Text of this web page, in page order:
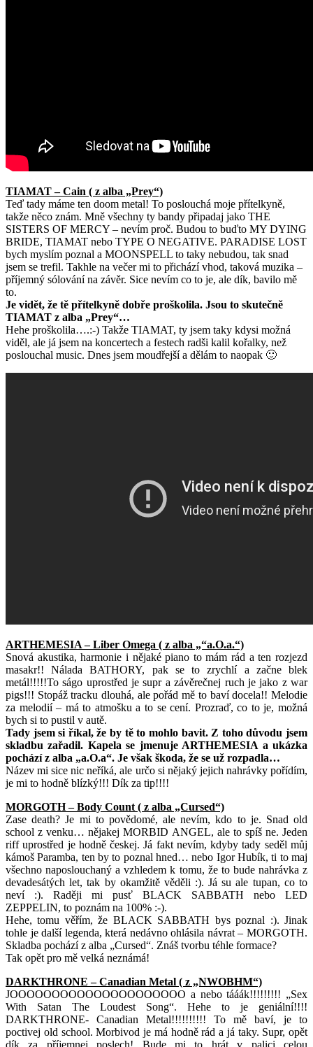
TIAMAT – Cain ( z alba „Prey“)
Teď tady máme ten doom metal! To poslouchá moje přítelkyně,
takže něco znám. Mně všechny ty bandy připadaj jako THE
SISTERS OF MERCY – nevím proč. Budou to buďto MY DYING
BRIDE, TIAMAT nebo TYPE O NEGATIVE. PARADISE LOST
bych myslím poznal a MOONSPELL to taky nebudou, tak snad
jsem se trefil. Takhle na večer mi to přichází vhod, taková muzika –
příjemný sólování na závěr. Sice nevím co to je, ale dík, bavilo mě
to.
Je vidět, že tě přítelkyně dobře proškolila. Jsou to skutečně
TIAMAT z alba „Prey“…
Hehe proškolila….:-) Takže TIAMAT, ty jsem taky kdysi možná
viděl, ale já jsem na koncertech a festech radši kalil kořalky, než
poslouchal music. Dnes jsem moudřejší a dělám to naopak 🙂
ARTHEMESIA – Liber Omega ( z alba „“a.O.a.“)
Snová akustika, harmonie i nějaké piano to mám rád a ten rozjezd
masakr!! Nálada BATHORY, pak se to zrychlí a začne blek
metál!!!!!To ságo uprostřed je supr a závěrečnej ruch je jako z war
pigs!!! Stopáž tracku dlouhá, ale pořád mě to baví docela!! Melodie
za melodií – má to atmošku a to se cení. Prozraď, co to je, možná
bych si to pustil v autě.
Tady jsem si říkal, že by tě to mohlo bavit. Z toho důvodu jsem
skladbu zařadil. Kapela se jmenuje ARTHEMESIA a ukázka
pochází z alba „a.O.a“. Je však škoda, že se už rozpadla…
Název mi sice nic neříká, ale určo si nějaký jejich nahrávky pořídím,
je mi to hodně blízký!!! Dík za tip!!!!
MORGOTH – Body Count ( z alba „Cursed“)
Zase death? Je mi to povědomé, ale nevím, kdo to je. Snad old
school z venku… nějakej MORBID ANGEL, ale to spíš ne. Jeden
riff uprostřed je hodně českej. Já fakt nevím, kdyby tady seděl můj
kámoš Paramba, ten by to poznal hned… nebo Igor Hubík, ti to maj
všechno naposlouchaný a vzhledem k tomu, že to bude nahrávka z
devadesátých let, tak by okamžitě věděli :). Já su ale tupan, co to
neví :). Raději mi pusť BLACK SABBATH nebo LED
ZEPPELIN, to poznám na 100% :-).
Hehe, tomu věřím, že BLACK SABBATH bys poznal :). Jinak
tohle je další legenda, která nedávno ohlásila návrat – MORGOTH.
Skladba pochází z alba „Cursed“. Znáš tvorbu téhle formace?
Tak opět pro mě velká neznámá!
DARKTHRONE – Canadian Metal ( z „NWOBHM“)
JOOOOOOOOOOOOOOOOOOOOO a nebo tááák!!!!!!!!! „Sex
With Satan The Loudest Song“. Hehe to je geniální!!!!
DARKTHRONE- Canadian Metal!!!!!!!!!! To mě baví, je to
poctivej old school. Morbivod je má hodně rád a já taky. Supr, opět
dík za příjemnej poslech! Bude mi to hrát v palici celou